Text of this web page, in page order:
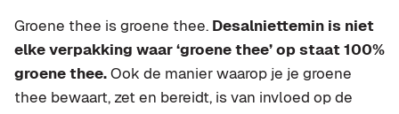
Groene thee is groene thee. Desalniettemin is niet
elke verpakking waar ‘groene thee’ op staat 100%
groene thee.Ook de manier waarop je je groene
thee bewaart, zet en bereidt, is van invloed op de